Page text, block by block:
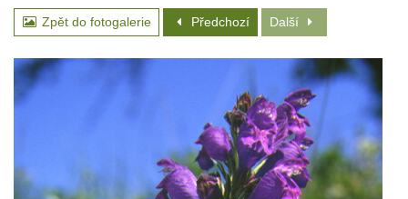
Zpět do fotogalerie Předchozí Další